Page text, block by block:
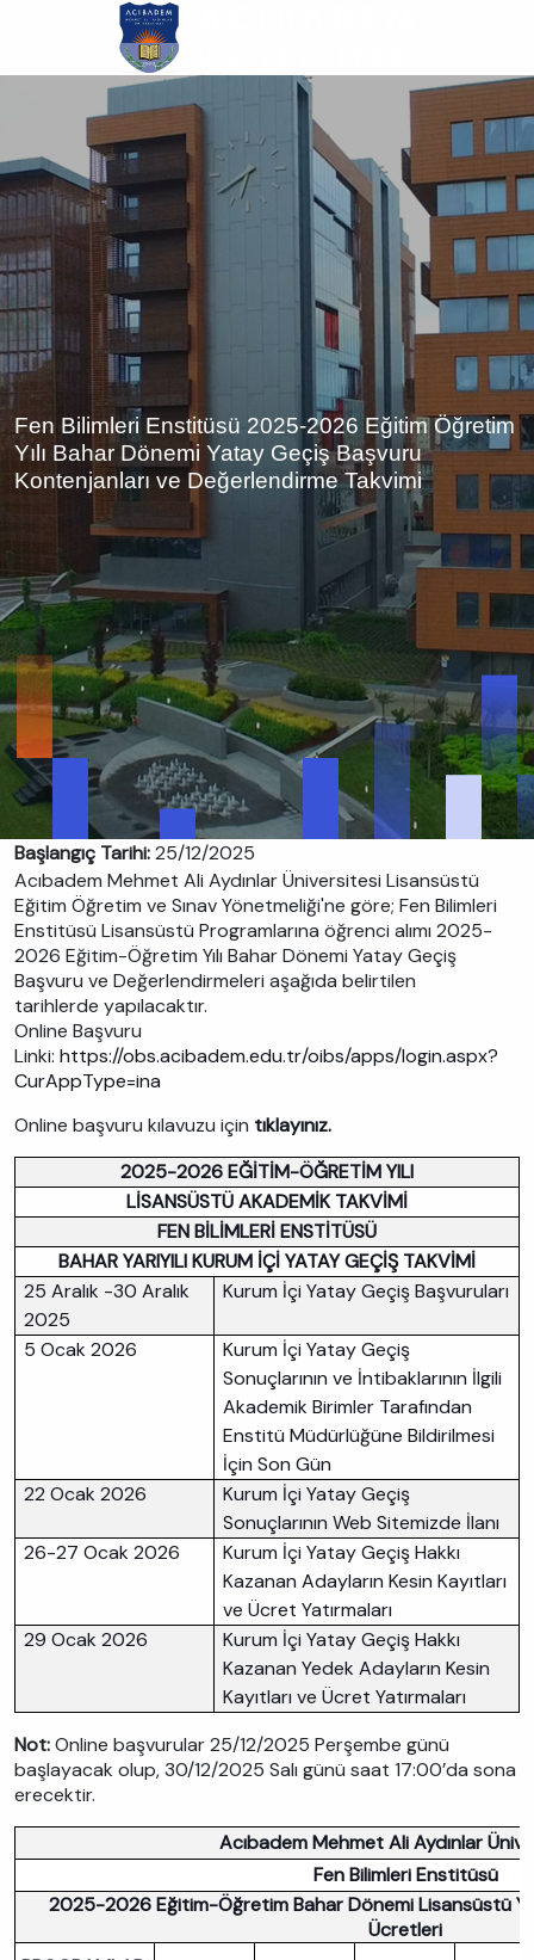
atla
Fen Bilimleri Enstitüsü 2025-2026 Eğitim Öğretim
Yılı Bahar Dönemi Yatay Geçiş Başvuru
Kontenjanları ve Değerlendirme Takvimi
Başlangıç Tarihi:25/12/2025
Acıbadem Mehmet Ali Aydınlar Üniversitesi Lisansüstü
Eğitim Öğretim ve Sınav Yönetmeliği'ne göre; Fen Bilimleri
Enstitüsü Lisansüstü Programlarına öğrenci alımı 2025-
2026 Eğitim-Öğretim Yılı Bahar Dönemi Yatay Geçiş
Başvuru ve Değerlendirmeleri aşağıda belirtilen
tarihlerde yapılacaktır.
Online Başvuru
Linki: https://obs.acibadem.edu.tr/oibs/apps/login.aspx?
CurAppType=ina
Online başvuru kılavuzu için tıklayınız.
2025-2026 EĞİTİM-ÖĞRETİM YILI
LİSANSÜSTÜ AKADEMİK TAKVİMİ
FEN BİLİMLERİ ENSTİTÜSÜ
BAHAR YARIYILI KURUM İÇİ YATAY GEÇİŞ TAKVİMİ
25 Aralık -30 Aralık
2025
Kurum İçi Yatay Geçiş Başvuruları
5 Ocak 2026
Kurum İçi Yatay Geçiş
Sonuçlarının ve İntibaklarının İlgili
Akademik Birimler Tarafından
Enstitü Müdürlüğüne Bildirilmesi
İçin Son Gün
22 Ocak 2026
Kurum İçi Yatay Geçiş
Sonuçlarının Web Sitemizde İlanı
26-27 Ocak 2026
Kurum İçi Yatay Geçiş Hakkı
Kazanan Adayların Kesin Kayıtları
ve Ücret Yatırmaları
29 Ocak 2026
Kurum İçi Yatay Geçiş Hakkı
Kazanan Yedek Adayların Kesin
Kayıtları ve Ücret Yatırmaları
Not:Online başvurular 25/12/2025 Perşembe günü
başlayacak olup, 30/12/2025 Salı günü saat 17:00’da sona
erecektir.
Acıbadem Mehmet Ali Aydınlar
Fen Bilimleri Enstitüsü
2025-2026 Eğitim-Öğretim Bahar Dönemi Lisansüstü
Ücretleri